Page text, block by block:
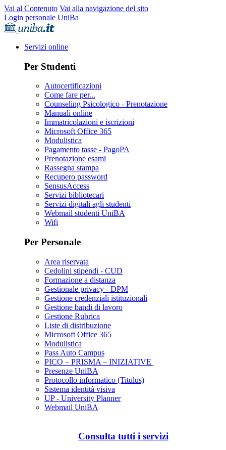
Vai al Contenuto Vai alla navigazione del sito
Login personale UniBa
Servizi online
Per Studenti
Autocertificazioni
Come fare per...
Counseling Psicologico - Prenotazione
Manuali online
Immatricolazioni e iscrizioni
Microsoft Office 365
Modulistica
Pagamento tasse - PagoPA
Prenotazione esami
Rassegna stampa
Recupero password
SensusAccess
Servizi bibliotecari
Servizi digitali agli studenti
Webmail studenti UniBA
Wifi
Per Personale
Area riservata
Cedolini stipendi - CUD
Formazione a distanza
Gestionale privacy - DPM
Gestione credenziali istituzionali
Gestione bandi di lavoro
Gestione Rubrica
Liste di distribuzione
Microsoft Office 365
Modulistica
Pass Auto Campus
PICO – PRISMA – INIZIATIVE
Presenze UniBA
Protocollo informatico (Titulus)
Sistema identità visiva
UP - University Planner
Webmail UniBA
Consulta tutti i servizi